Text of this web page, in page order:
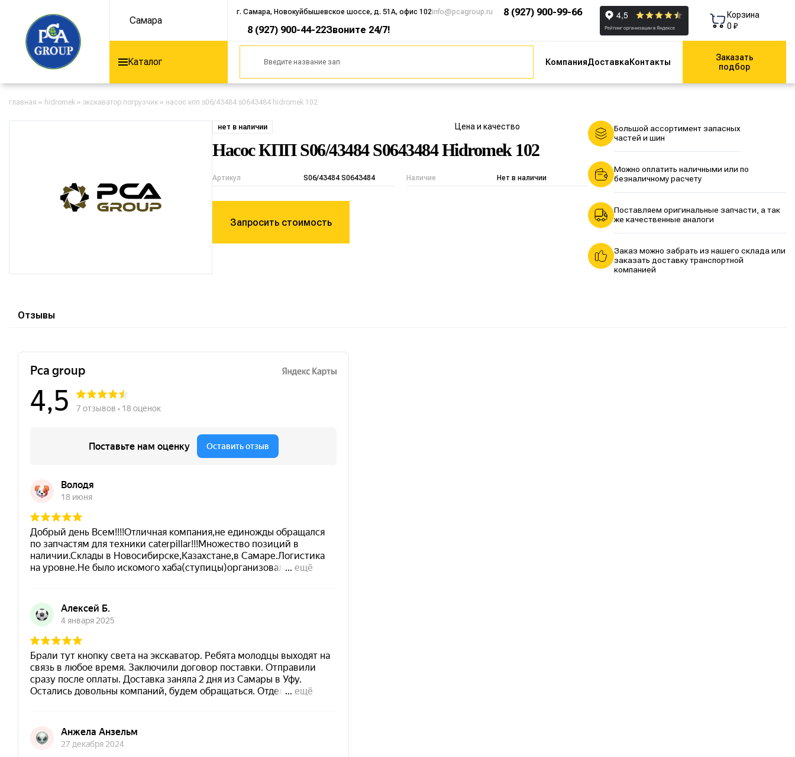
Самара
г. Самара, Новокуйбышевское шоссе, д. 51А, офис 102info@pcagroup.ru
8 (927) 900-99-66
8 (927) 900-44-22Звоните 24/7!
Корзина
0 ₽
Каталог КомпанияДоставкаКонтакты
Заказать
подбор
главная » hidromek » экскаватор погрузчик » насос кпп s06/43484 s0643484 hidromek 102
нет в наличии Цена и качество
Насос КПП S06/43484 S0643484 Hidromek 102
Артикул S06/43484 S0643484 Наличие Нет в наличии
Запросить стоимость
Большой ассортимент запасных
частей и шин
Можно оплатить наличными или по
безналичному расчету
Поставляем оригинальные запчасти, а так
же качественные аналоги
Заказ можно забрать из нашего склада или
заказать доставку транспортной
компанией
Отзывы